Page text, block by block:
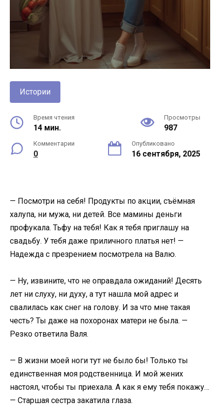
Истории
Время чтения
14 мин.
Просмотры
987
Комментарии
0
Опубликовано
16 сентября, 2025
— Посмотри на себя! Продукты по акции, съёмная
халупа, ни мужа, ни детей. Все мамины деньги
профукала. Тьфу на тебя! Как я тебя приглашу на
свадьбу. У тебя даже приличного платья нет! —
Надежда с презрением посмотрела на Валю.​
​— Ну, извините, что не оправдала ожиданий! Десять
лет ни слуху, ни духу, а тут нашла мой адрес и
свалилась как снег на голову. И за что мне такая
честь? Ты даже на похоронах матери не была. —
Резко ответила Валя.​
​— В жизни моей ноги тут не было бы! Только ты
единственная моя родственница. И мой жених
настоял, чтобы ты приехала. А как я ему тебя покажу…
— Старшая сестра закатила глаза.​